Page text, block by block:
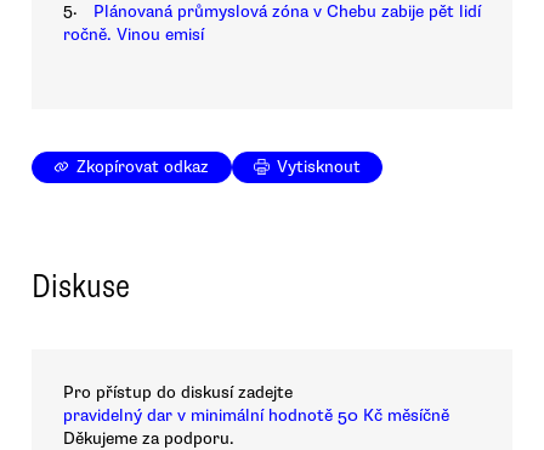
5.
Plánovaná průmyslová zóna v Chebu zabije pět lidí
ročně. Vinou emisí
Zkopírovat odkaz Vytisknout
Diskuse
Pro přístup do diskusí zadejte
pravidelný dar v minimální hodnotě 50 Kč měsíčně
Děkujeme za podporu.